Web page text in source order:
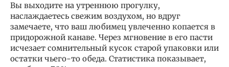
Вы выходите на утреннюю прогулку,
наслаждаетесь свежим воздухом, но вдруг
замечаете, что ваш любимец увлеченно копается в
придорожной канаве. Через мгновение в его пасти
исчезает сомнительный кусок старой упаковки или
остатки чьего-то обеда. Статистика показывает,